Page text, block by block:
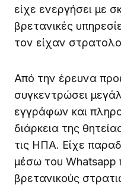
είχε ενεργήσει με
βρετανικές
τον είχαν
Από την έρευνα
συγκεντρώσει
εγγράφων και
διάρκεια της
τις ΗΠΑ. Είχε
μέσω του Whatsapp
βρετανικούς